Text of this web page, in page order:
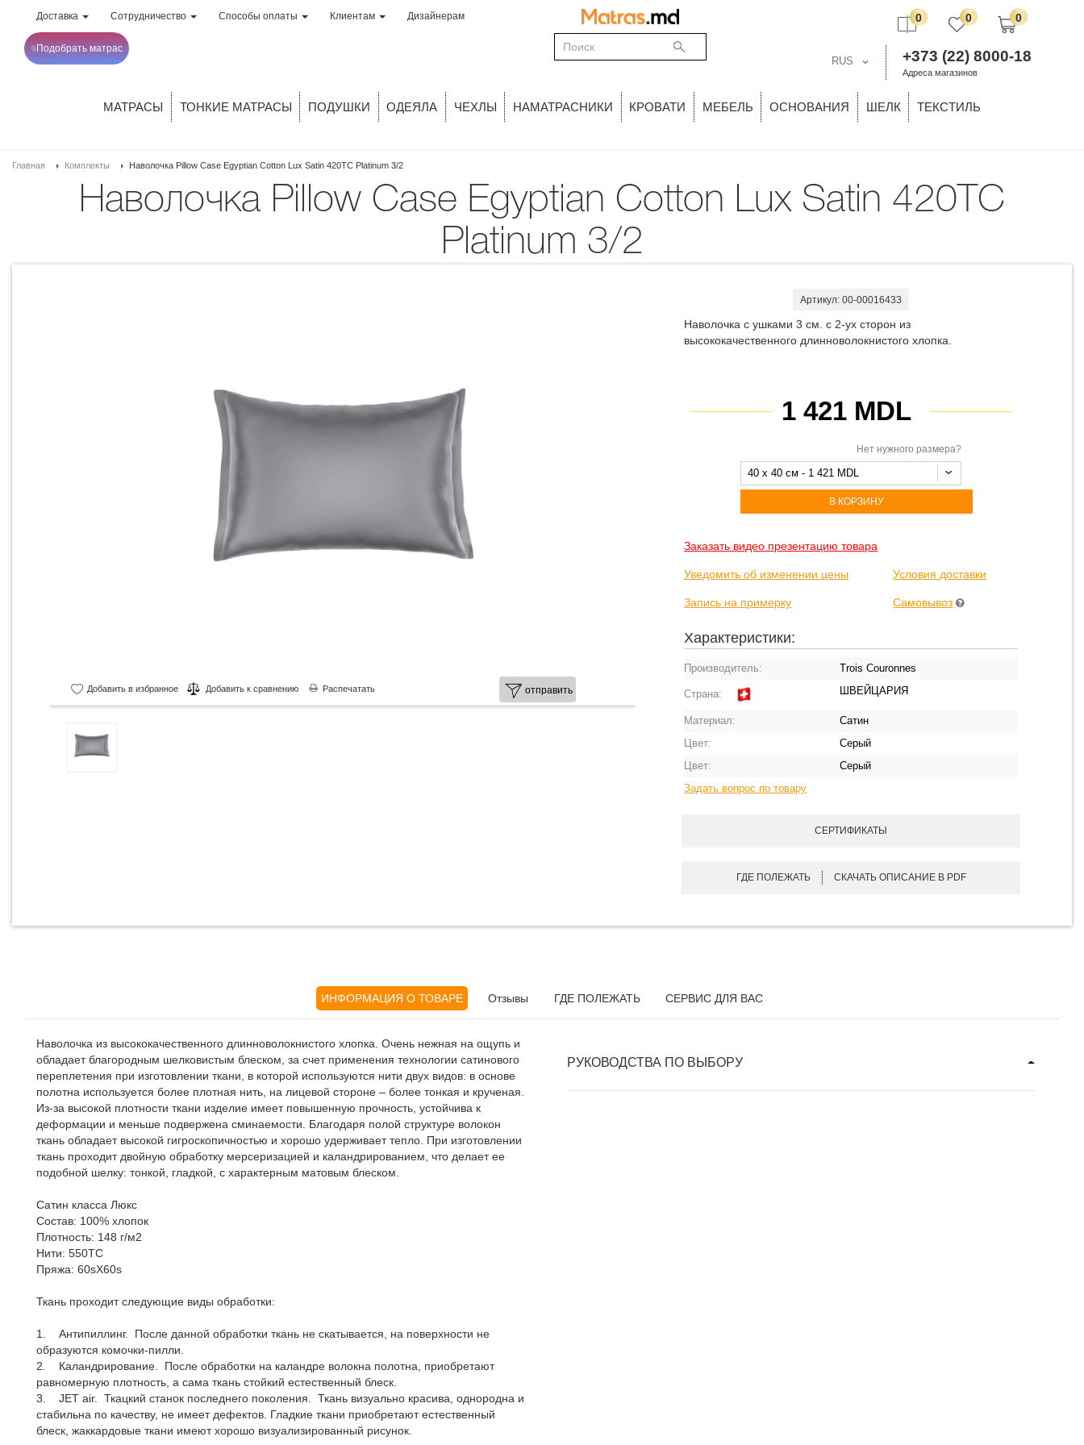
Доставка Сотрудничество Способы оплаты Клиентам Дизайнерам
Подобрать матрас
0
0
0
+373 (22) 8000-18
Адреса магазинов
RUS
МАТРАСЫ ТОНКИЕ МАТРАСЫ ПОДУШКИ ОДЕЯЛА ЧЕХЛЫ НАМАТРАСНИКИ КРОВАТИ МЕБЕЛЬ ОСНОВАНИЯ ШЕЛК ТЕКСТИЛЬ
Главная Комплекты Наволочка Pillow Case Egyptian Cotton Lux Satin 420TC Platinum 3/2
Наволочка Pillow Case Egyptian Cotton Lux Satin 420TC
Platinum 3/2
отправить
Добавить в избранное Добавить к сравнению Распечатать
Артикул: 00-00016433
Наволочка с ушками 3 см. с 2-ух сторон из
высококачественного длинноволокнистого хлопка.
1 421 MDL
Нет нужного размера?
40 x 40 см - 1 421 MDL
В КОРЗИНУ
Заказать видео презентацию товара
Уведомить об изменении цены Условия доставки
Запись на примерку Самовывоз
Характеристики:
Производитель: Trois Couronnes
Страна: ШВЕЙЦАРИЯ
Материал:
Сатин
Цвет:
Серый
Цвет:
Серый
Задать вопрос по товару
СЕРТИФИКАТЫ
ГДЕ ПОЛЕЖАТЬ СКАЧАТЬ ОПИСАНИЕ В PDF
ИНФОРМАЦИЯ О ТОВАРЕ Отзывы ГДЕ ПОЛЕЖАТЬ СЕРВИС ДЛЯ ВАС
Наволочка из высококачественного длинноволокнистого хлопка. Очень нежная на ощупь и
обладает благородным шелковистым блеском, за счет применения технологии сатинового
переплетения при изготовлении ткани, в которой используются нити двух видов: в основе
полотна используется более плотная нить, на лицевой стороне – более тонкая и крученая.
Из-за высокой плотности ткани изделие имеет повышенную прочность, устойчива к
деформации и меньше подвержена сминаемости. Благодаря полой структуре волокон
ткань обладает высокой гигроскопичностью и хорошо удерживает тепло. При изготовлении
ткань проходит двойную обработку мерсеризацией и каландрированием, что делает ее
подобной шелку: тонкой, гладкой, с характерным матовым блеском.
Сатин класса Люкс
Состав: 100% хлопок
Плотность: 148 г/м2
Нити: 550ТС
Пряжа: 60sX60s
Ткань проходит следующие виды обработки:
1. Антипиллинг. После данной обработки ткань не скатывается, на поверхности не
образуются комочки-пилли.
2. Каландрирование. После обработки на каландре волокна полотна, приобретают
равномерную плотность, а сама ткань стойкий естественный блеск.
3. JET air. Ткацкий станок последнего поколения. Ткань визуально красива, однородна и
стабильна по качеству, не имеет дефектов. Гладкие ткани приобретают естественный
блеск, жаккардовые ткани имеют хорошо визуализированный рисунок.
РУКОВОДСТВА ПО ВЫБОРУ